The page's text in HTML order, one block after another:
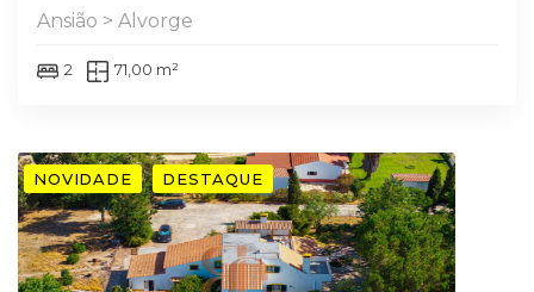
Ansião > Alvorge
2 71,00 m²
NOVIDADE DESTAQUE